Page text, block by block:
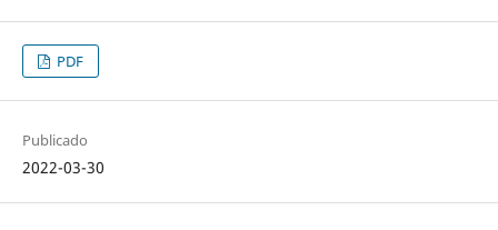
PDF
Publicado
2022-03-30